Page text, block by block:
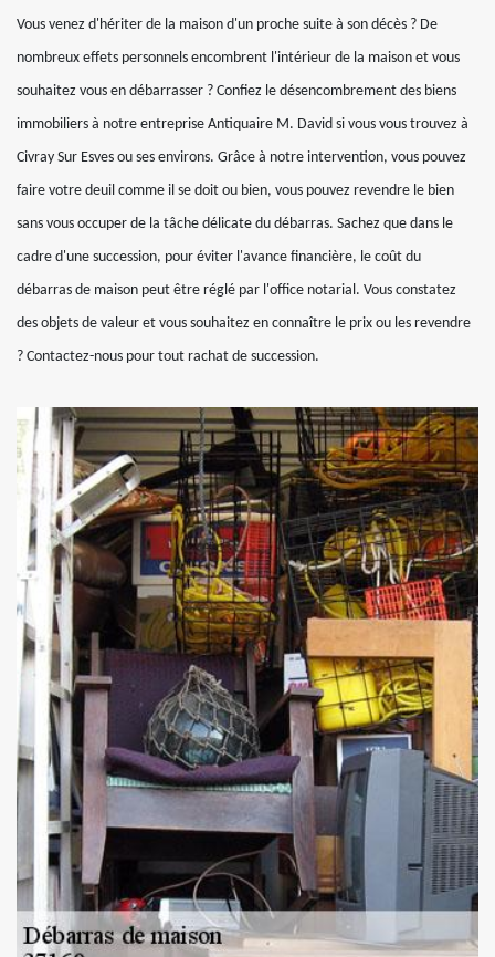
Vous venez d'hériter de la maison d'un proche suite à son décès ? De
nombreux effets personnels encombrent l'intérieur de la maison et vous
souhaitez vous en débarrasser ? Confiez le désencombrement des biens
immobiliers à notre entreprise Antiquaire M. David si vous vous trouvez à
Civray Sur Esves ou ses environs. Grâce à notre intervention, vous pouvez
faire votre deuil comme il se doit ou bien, vous pouvez revendre le bien
sans vous occuper de la tâche délicate du débarras. Sachez que dans le
cadre d'une succession, pour éviter l'avance financière, le coût du
débarras de maison peut être réglé par l'office notarial. Vous constatez
des objets de valeur et vous souhaitez en connaître le prix ou les revendre
? Contactez-nous pour tout rachat de succession.